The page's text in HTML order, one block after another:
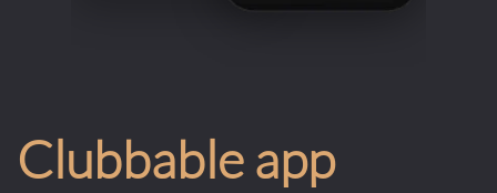
Clubbable app